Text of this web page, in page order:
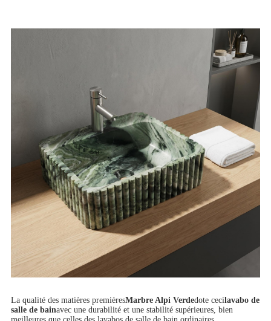
La qualité des matières premièresMarbre Alpi Verdedote cecilavabo de
salle de bainavec une durabilité et une stabilité supérieures, bien